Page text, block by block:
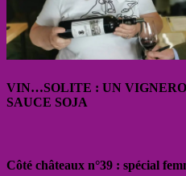
VIN…SOLITE : UN
SAUCE SOJA
Côté châteaux n°39 : spécial